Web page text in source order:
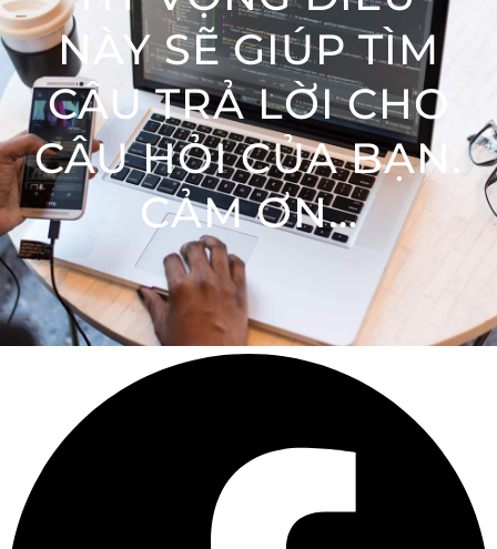
NÀY SẼ GIÚP TÌM
CÂU TRẢ LỜI CHO
CÂU HỎI CỦA BẠN.
CẢM ƠN…